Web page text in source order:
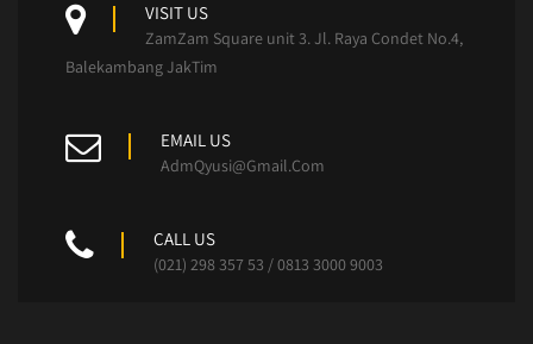
VISIT US
ZamZam Square unit 3. Jl. Raya Condet No.4,
Balekambang JakTim
EMAIL US
AdmQyusi@Gmail.Com
CALL US
(021) 298 357 53 / 0813 3000 9003